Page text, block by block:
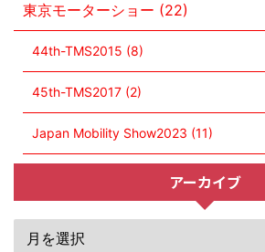
東京モーターショー (22)
44th-TMS2015 (8)
45th-TMS2017 (2)
Japan Mobility Show2023 (11)
アーカイブ